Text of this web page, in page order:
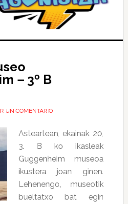
– 3º B
UN COMENTARIO
Asteartean, ekainak 20,
3. B ko ikasleak
Guggenheim museoa
ikustera joan ginen.
Lehenengo, museotik
bueltatxo bat egin